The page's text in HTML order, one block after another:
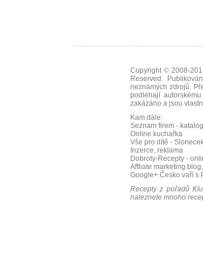
Copyright © 2008-
Reserved.
neznámých zdrojů.
podléhají
zakázáno a jsou
Kam dále:
Seznam firem -
Online kuchařka
Vše pro dítě -
Inzerce, reklama
Dobroty-Recepty -
Affliate marketing
Google+ Česko vaří s
Recepty z pořadů
naleznete mnoho